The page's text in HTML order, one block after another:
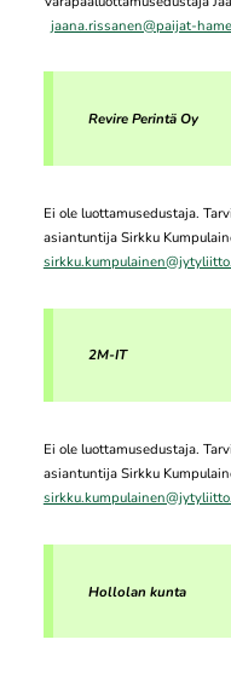
jaana.rissanen@paijat-
Revire Perintä Oy
Ei ole luottamusedustaja.
asiantuntija Sirkku
2M-IT
Ei ole luottamusedustaja.
asiantuntija Sirkku
Hollolan kunta